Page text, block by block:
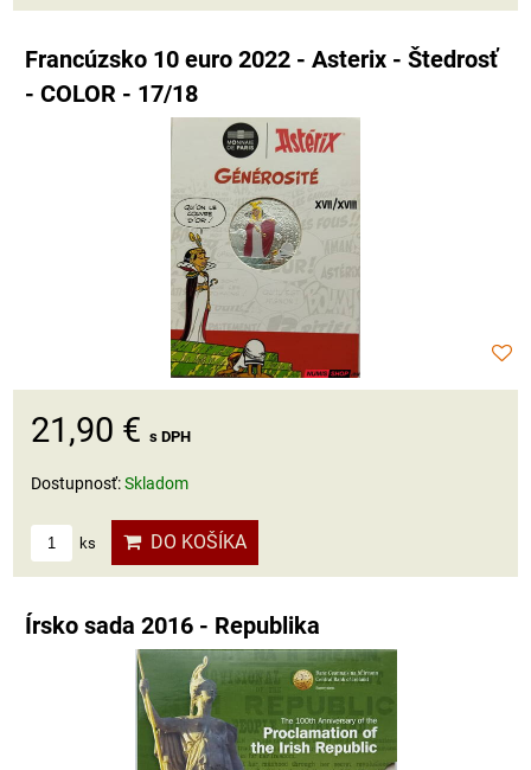
Francúzsko 10 euro 2022 - Asterix - Štedrosť
- COLOR - 17/18
21,90 € s DPH
Dostupnosť:Skladom
ks DO KOŠÍKA
Írsko sada 2016 - Republika